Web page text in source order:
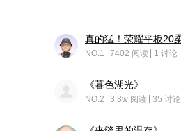
NO.1 7402 阅读 1 讨论
《暮色湖光》
NO.2 3.3w 阅读 35 讨论